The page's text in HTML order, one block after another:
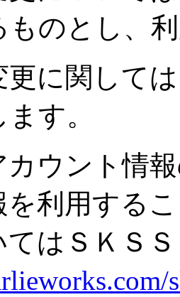
ものとし、
更に関して
す。
ウント情
を利用する
てはＳＫＳ